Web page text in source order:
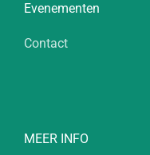
Evenementen
Contact
MEER INFO